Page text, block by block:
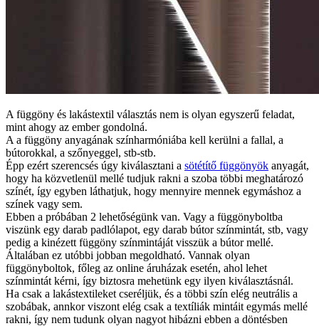
A függöny és lakástextil választás nem is olyan egyszerű feladat,
mint ahogy az ember gondolná.
A a függöny anyagának színharmóniába kell kerülni a fallal, a
bútorokkal, a szőnyeggel, stb-stb.
Épp ezért szerencsés úgy kiválasztani a sötétítő függönyök anyagát,
hogy ha közvetlenül mellé tudjuk rakni a szoba többi meghatározó
színét, így egyben láthatjuk, hogy mennyire mennek egymáshoz a
színek vagy sem.
Ebben a próbában 2 lehetőségünk van. Vagy a függönyboltba
viszünk egy darab padlólapot, egy darab bútor színmintát, stb, vagy
pedig a kinézett függöny színmintáját visszük a bútor mellé.
Általában ez utóbbi jobban megoldható. Vannak olyan
függönyboltok, főleg az online áruházak esetén, ahol lehet
színmintát kérni, így biztosra mehetünk egy ilyen kiválasztásnál.
Ha csak a lakástextileket cseréljük, és a többi szín elég neutrális a
szobábak, annkor viszont elég csak a textíliák mintáit egymás mellé
rakni, így nem tudunk olyan nagyot hibázni ebben a döntésben